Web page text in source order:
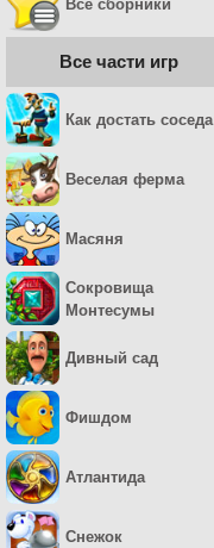
Все сборники
Все части игр
Как достать соседа
Веселая ферма
Масяня
Сокровища
Монтесумы
Дивный сад
Фишдом
Атлантида
Снежок